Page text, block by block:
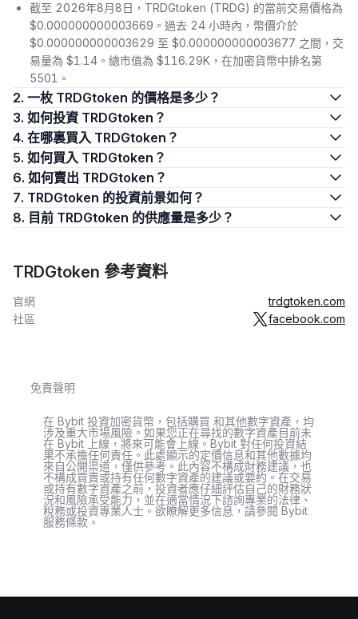
截至 2026年8月8日，TRDGtoken (TRDG) 的當前交易價格為
$0.000000000003669。過去 24 小時內，幣價介於
$0.000000000003629 至 $0.000000000003677 之間，交
易量為 $1.14。總市值為 $116.29K，在加密貨幣中排名第
5501。
2. 一枚 TRDGtoken 的價格是多少？
3. 如何投資 TRDGtoken？
4. 在哪裏買入 TRDGtoken？
5. 如何買入 TRDGtoken？
6. 如何賣出 TRDGtoken？
7. TRDGtoken 的投資前景如何？
8. 目前 TRDGtoken 的供應量是多少？
TRDGtoken 參考資料
官網
trdgtoken.com
社區
facebook.com
免責聲明
在 Bybit 投資加密貨幣，包括購買 和其他數字資產，均
涉及重大市場風險。如果您正在尋找的數字資產目前未
在 Bybit 上線，將來可能會上線。Bybit 對任何投資結
果不承擔任何責任。此處顯示的定價信息和其他數據均
來自公開渠道，僅供參考。此內容不構成財務建議，也
不構成買賣或持有任何數字資產的建議或要約。在交易
或持有數字資產之前，投資者應仔細評估自己的財務狀
況和風險承受能力，並在適當情況下諮詢專業的法律、
稅務或投資專業人士。欲瞭解更多信息，請參閱 Bybit
服務條款。